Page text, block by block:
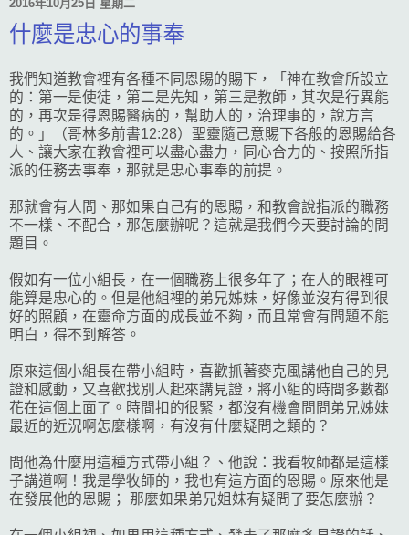
2016年10月25日 星期二
什麼是忠心的事奉
我們知道教會裡有各種不同恩賜的賜下，「神在教會所設立
的：第一是使徒，第二是先知，第三是教師，其次是行異能
的，再次是得恩賜醫病的，幫助人的，治理事的，說方言
的。」（哥林多前書12:28）聖靈隨己意賜下各般的恩賜給各
人、讓大家在教會裡可以盡心盡力，同心合力的、按照所指
派的任務去事奉，那就是忠心事奉的前提。
那就會有人問、那如果自己有的恩賜，和教會說指派的職務
不一樣、不配合，那怎麼辦呢？這就是我們今天要討論的問
題目。
假如有一位小組長，在一個職務上很多年了；在人的眼裡可
能算是忠心的。但是他組裡的弟兄姊妹，好像並沒有得到很
好的照顧，在靈命方面的成長並不夠，而且常會有問題不能
明白，得不到解答。
原來這個小組長在帶小組時，喜歡抓著麥克風講他自己的見
證和感動，又喜歡找別人起來講見證，將小組的時間多數都
花在這個上面了。時間扣的很緊，都沒有機會問問弟兄姊妹
最近的近況啊怎麼樣啊，有沒有什麼疑問之類的？
問他為什麼用這種方式帶小組？、他說：我看牧師都是這樣
子講道啊！我是學牧師的，我也有這方面的恩賜。原來他是
在發展他的恩賜； 那麼如果弟兄姐妹有疑問了要怎麼辦？